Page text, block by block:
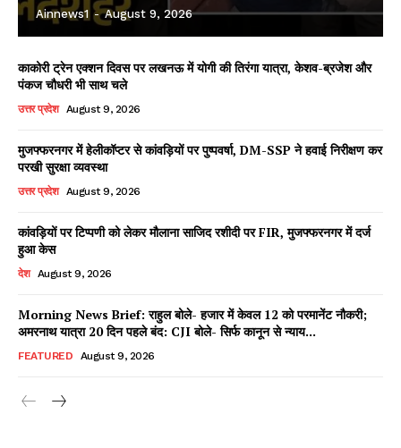
Facebook
X WhatsApp
Read Latest News on AIN
Ainnews1 - August 9, 2026
काकोरी ट्रेन एक्शन दिवस पर लखनऊ में योगी की तिरंगा यात्रा, केशव-ब्रजेश और
पंकज चौधरी भी साथ चले
उत्तर प्रदेश August 9, 2026
मुजफ्फरनगर में हेलीकॉप्टर से कांवड़ियों पर पुष्पवर्षा, DM-SSP ने हवाई निरीक्षण कर
परखी सुरक्षा व्यवस्था
उत्तर प्रदेश August 9, 2026
कांवड़ियों पर टिप्पणी को लेकर मौलाना साजिद रशीदी पर FIR, मुजफ्फरनगर में दर्ज
हुआ केस
देश August 9, 2026
Morning News Brief: राहुल बोले- हजार में केवल 12 को परमानेंट नौकरी;
अमरनाथ यात्रा 20 दिन पहले बंद: CJI बोले- सिर्फ कानून से न्याय...
FEATURED August 9, 2026